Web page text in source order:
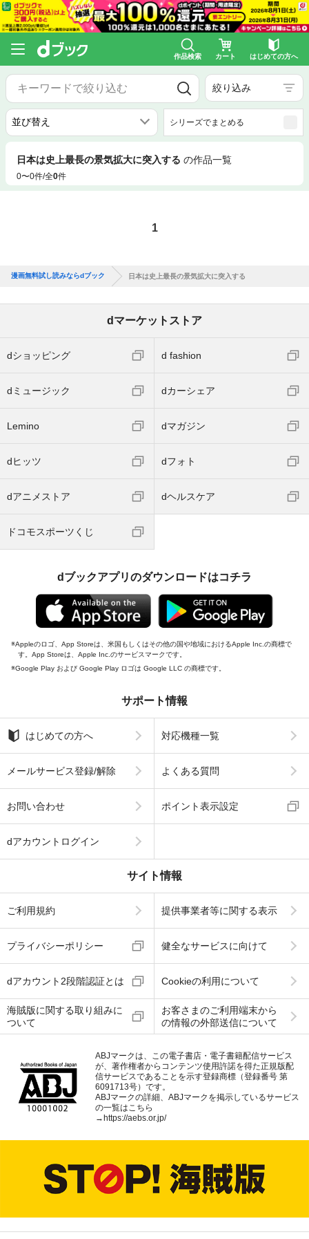
作品検索 カート はじめての方へ
絞り込み
シリーズでまとめる
日本は史上最長の景気拡大に突入する の作品一覧
0〜0件/全0件
1
漫画無料試し読みならdブック 日本は史上最長の景気拡大に突入する
dマーケットストア
dショッピング d fashion
dミュージック dカーシェア
Lemino dマガジン
dヒッツ dフォト
dアニメストア dヘルスケア
ドコモスポーツくじ
dブックアプリのダウンロードはコチラ
Appleのロゴ、App Storeは、米国もしくはその他の国や地域におけるApple Inc.の商標で
す。App Storeは、Apple Inc.のサービスマークです。
Google Play および Google Play ロゴは Google LLC の商標です。
サポート情報
はじめての方へ 対応機種一覧
メールサービス登録/解除 よくある質問
お問い合わせ ポイント表示設定
dアカウントログイン
サイト情報
ご利用規約 提供事業者等に関する表示
プライバシーポリシー 健全なサービスに向けて
dアカウント2段階認証とは Cookieの利用について
海賊版に関する取り組みに
ついて
お客さまのご利用端末から
の情報の外部送信について
ABJマークは、この電子書店・電子書籍配信サービス
が、著作権者からコンテンツ使用許諾を得た正規版配
信サービスであることを示す登録商標（登録番号 第
6091713号）です。
ABJマークの詳細、ABJマークを掲示しているサービス
の一覧はこちら
→https://aebs.or.jp/